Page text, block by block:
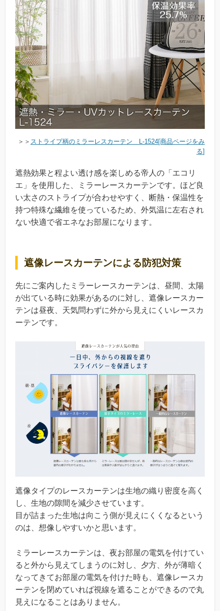
＞＞ ストライプ柄のミラーレスカーテン L-1524[商品ページをみ
る]
遮熱効果と程よい透け感を楽しめる帝人の「エコリ
エ」を使用した、ミラーレースカーテンです。ほど良
い太さのストライプが合わせやすく、断熱・保温性を
持つ特殊な繊維を使っているため、外気温に左右され
ない快適で省エネなお部屋になります。
遮像レースカーテンによる防犯対策
先にご案内したミラーレースカーテンは、昼間、太陽
が出ている時に効果があるのに対し、遮像レースカー
テンは昼夜、天気問わずに外から見えにくいレースカ
ーテンです。
遮像タイプのレースカーテンは生地の織り密度を高く
し、生地の隙間を減少させています。
目が詰まった生地は向こう側が見えにくくなるという
のは、想像しやすいかと思います。
ミラーレースカーテンは、夜お部屋の電気を付けてい
ると外から見えてしまうのに対し、夕方、外が薄暗く
なってきてお部屋の電気を付けた時も、遮像レースカ
ーテンを閉めていれば視線を遮ることができるので丸
見えになることはありません。